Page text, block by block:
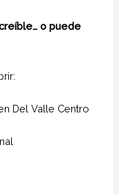
o puede
Del Valle Centro